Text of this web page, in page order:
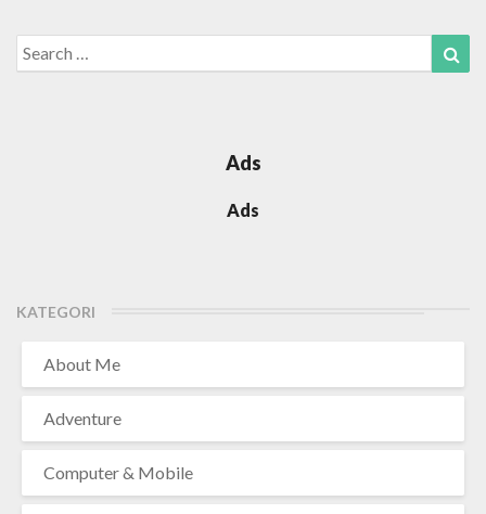
Search
for:
Ads
Ads
KATEGORI
About Me
Adventure
Computer & Mobile